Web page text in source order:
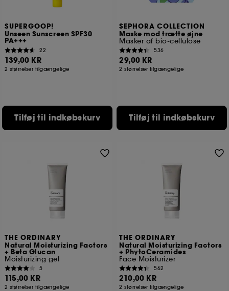
SUPERGOOP!
Unseen Sunscreen SPF30
PA+++
22
139,00 KR
2 størrelser tilgængelige
Tilføj til indkøbskurv
SEPHORA COLLECTION
Maske mod trætte øjne
Masker af bio-cellulose
536
29,00 KR
2 størrelser tilgængelige
Tilføj til indkøbskurv
THE ORDINARY
Natural Moisturizing Factors
+ Beta Glucan
Moisturizing gel
5
115,00 KR
2 størrelser tilgængelige
THE ORDINARY
Natural Moisturizing Factors
+ PhytoCeramides
Face Moisturizer
562
210,00 KR
2 størrelser tilgængelige